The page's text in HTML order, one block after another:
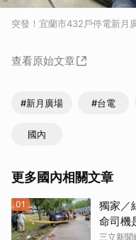
突發！宜蘭市432戶停電新月
查看原始文章
#新月廣場 #台電
國內
更多國內相關文章
01
獨家／
命司機
三立新聞